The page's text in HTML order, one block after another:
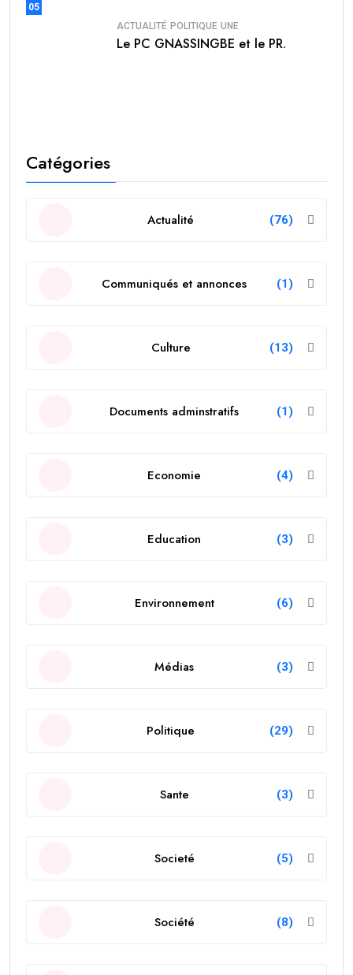
05
ACTUALITÉ POLITIQUE UNE
Le PC GNASSINGBE et le PR.
Catégories
Actualité (76)
Communiqués et annonces (1)
Culture (13)
Documents adminstratifs (1)
Economie (4)
Education (3)
Environnement (6)
Médias (3)
Politique (29)
Sante (3)
Societé (5)
Société (8)